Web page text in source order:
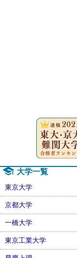
大学一覧
東京大学
京都大学
一橋大学
東京工業大学